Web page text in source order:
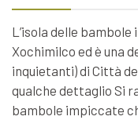
L’isola delle
Xochimilco ed è una
inquietanti) di Città
qualche dettaglio Si
bambole impiccate